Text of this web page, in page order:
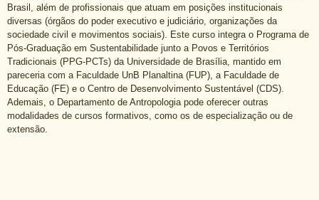
Brasil, além de profissionais que atuam em posições institucionais
diversas (órgãos do poder executivo e judiciário, organizações da
sociedade civil e movimentos sociais). Este curso integra o Programa de
Pós-Graduação em Sustentabilidade junto a Povos e Territórios
Tradicionais (PPG-PCTs) da Universidade de Brasília, mantido em
pareceria com a Faculdade UnB Planaltina (FUP), a Faculdade de
Educação (FE) e o Centro de Desenvolvimento Sustentável (CDS).
Ademais, o Departamento de Antropologia pode oferecer outras
modalidades de cursos formativos, como os de especialização ou de
extensão.